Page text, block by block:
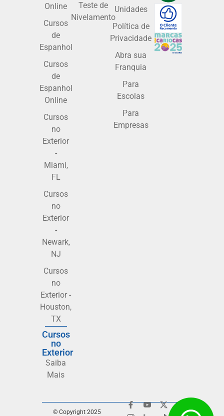
Online
Cursos
de
Espanhol
Cursos
de
Espanhol
Online
Cursos
no
Exterior
-
Miami,
FL
Cursos
no
Exterior
-
Newark,
NJ
Cursos
no
Exterior -
Houston,
TX
Cursos
no
Exterior
Saiba
Mais
Teste de
Nivelamento
Unidades
Política de
Privacidade
Abra sua
Franquia
Para
Escolas
Para
Empresas
© Copyright 2025